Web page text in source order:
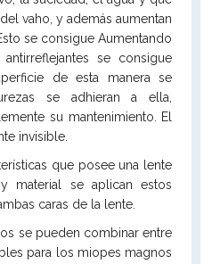
vaho, y además aumentan
se consigue Aumentando
se consigue
de esta manera se
se adhieran a ella,
su mantenimiento. El
invisible.
que posee una lente
material se aplican estos
caras de la lente.
se pueden combinar entre
para los miopes magnos